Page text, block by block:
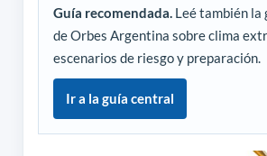
Guía recomendada.Leé también la
de Orbes Argentina sobre clima
escenarios de riesgo y preparación.
Ir a la guía central